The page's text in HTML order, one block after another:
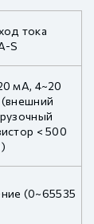
тока
S
мА, 4~20
< 500
(0~65535